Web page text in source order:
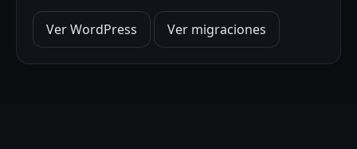
Ver WordPress Ver migraciones